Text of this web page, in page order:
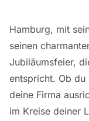
Hamburg, mit
seinen
Jubiläumsfeier,
entspricht. Ob du
deine Firma
im Kreise deiner